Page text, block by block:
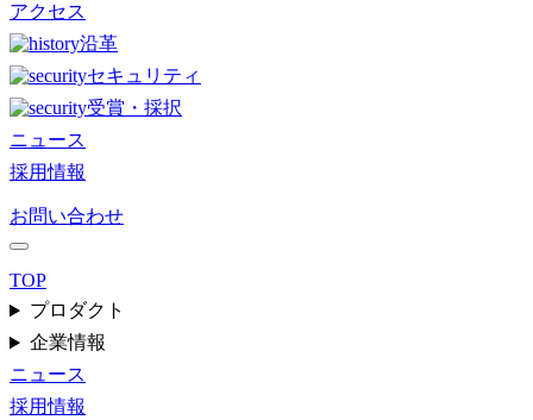
アクセス
沿革
セキュリティ
受賞・採択
ニュース
採用情報
お問い合わせ
TOP
プロダクト
企業情報
ニュース
採用情報